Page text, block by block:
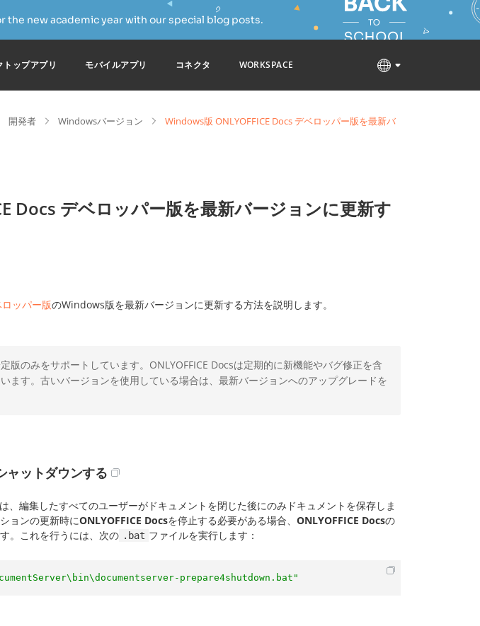
the new academic year with our special blog posts.
トップアプリ モバイルアプリ コネクタ WORKSPACE
開発者 Windowsバージョン
Windows版 ONLYOFFICE Docs デベロッパー版を最新バ
Docs デベロッパー版を最新バージョンに更新す
ッパー版のWindows版を最新バージョンに更新する方法を説明します。
版のみをサポートしています。ONLYOFFICE Docsは定期的に新機能やバグ修正を含
ます。古いバージョンを使用している場合は、最新バージョンへのアップグレードを
ャットダウンする
は、編集したすべてのユーザーがドキュメントを閉じた後にのみドキュメントを保存しま
ョンの更新時にONLYOFFICE Docsを停止する必要がある場合、 ONLYOFFICE Docsの
。これを行うには、次の .bat ファイルを実行します：
prepare4shutdown.bat"